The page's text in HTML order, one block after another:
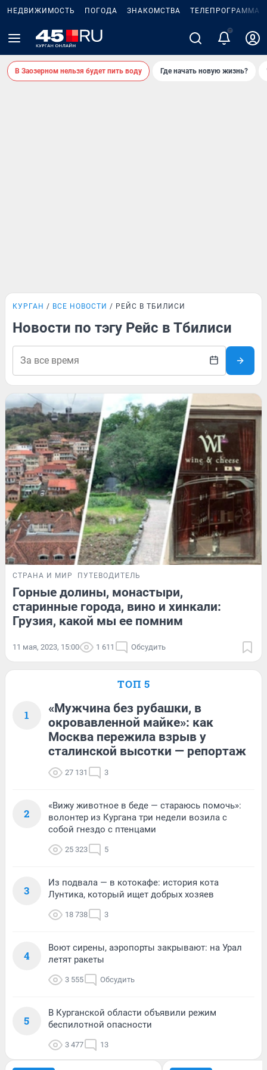
НЕДВИЖИМОСТЬ ПОГОДА ЗНАКОМСТВА ТЕЛЕПРОГРАММА
2
В Заозерном нельзя будет пить воду Где начать новую жизнь?
КУРГАН ВСЕ НОВОСТИ РЕЙС В ТБИЛИСИ
Новости по тэгу Рейс в Тбилиси
СТРАНА И МИР ПУТЕВОДИТЕЛЬ
Горные долины, монастыри,
старинные города, вино и хинкали:
Грузия, какой мы ее помним
11 мая, 2023, 15:00 1 611 Обсудить
ТОП 5
1
«Мужчина без рубашки, в
окровавленной майке»: как
Москва пережила взрыв у
сталинской высотки — репортаж
27 131 3
2
«Вижу животное в беде — стараюсь помочь»:
волонтер из Кургана три недели возила с
собой гнездо с птенцами
25 323 5
3
Из подвала — в котокафе: история кота
Лунтика, который ищет добрых хозяев
18 738 3
4
Воют сирены, аэропорты закрывают: на Урал
летят ракеты
3 555 Обсудить
5
В Курганской области объявили режим
беспилотной опасности
3 477 13